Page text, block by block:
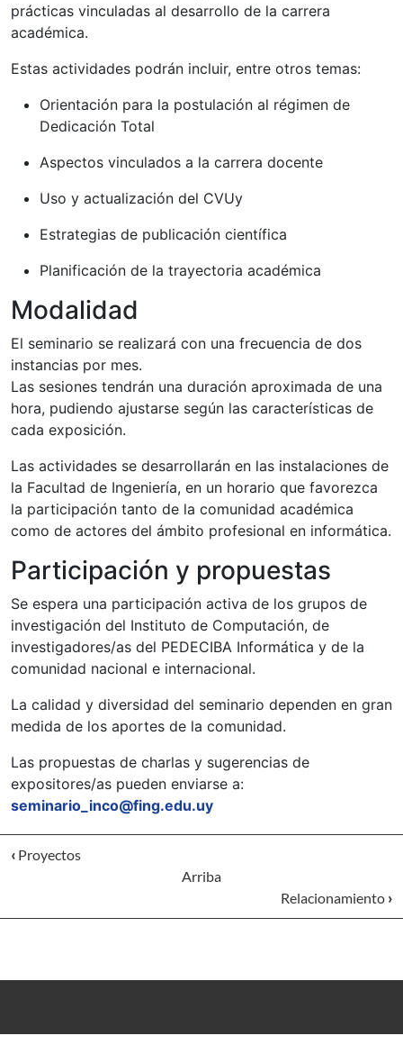
prácticas vinculadas al desarrollo de la carrera
académica.
Estas actividades podrán incluir, entre otros temas:
Orientación para la postulación al régimen de
Dedicación Total
Aspectos vinculados a la carrera docente
Uso y actualización del CVUy
Estrategias de publicación científica
Planificación de la trayectoria académica
Modalidad
El seminario se realizará con una frecuencia de dos
instancias por mes.
Las sesiones tendrán una duración aproximada de una
hora, pudiendo ajustarse según las características de
cada exposición.
Las actividades se desarrollarán en las instalaciones de
la Facultad de Ingeniería, en un horario que favorezca
la participación tanto de la comunidad académica
como de actores del ámbito profesional en informática.
Participación y propuestas
Se espera una participación activa de los grupos de
investigación del Instituto de Computación, de
investigadores/as del PEDECIBA Informática y de la
comunidad nacional e internacional.
La calidad y diversidad del seminario dependen en gran
medida de los aportes de la comunidad.
Las propuestas de charlas y sugerencias de
expositores/as pueden enviarse a:
seminario_inco@fing.edu.uy
‹ Proyectos
Arriba
Relacionamiento ›